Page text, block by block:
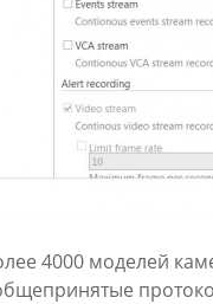
4000 моделей